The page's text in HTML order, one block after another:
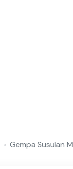
Gempa Susulan